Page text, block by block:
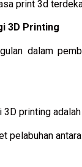
print 3d
3D Printing
dalam
printing
pelabuhan